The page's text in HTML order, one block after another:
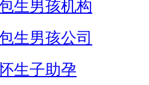
生男孩机构
生男孩公司
生子助孕